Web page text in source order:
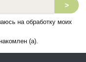
>
на обработку моих
(а).